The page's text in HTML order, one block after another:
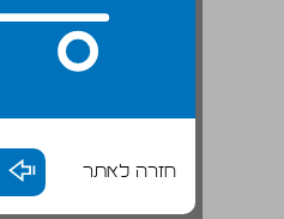
חזרה לאתר